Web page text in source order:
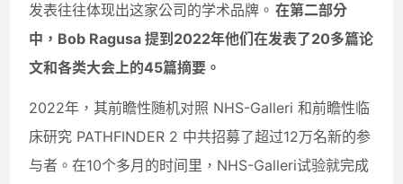
发表往往体现出这家公司的学术品牌。 在第二部分
中，Bob Ragusa 提到2022年他们在发表了20多篇论
文和各类大会上的45篇摘要。
2022年，其前瞻性随机对照 NHS-Galleri 和前瞻性临
床研究 PATHFINDER 2 中共招募了超过12万名新的参
与者。在10个多月的时间里，NHS-Galleri试验就完成